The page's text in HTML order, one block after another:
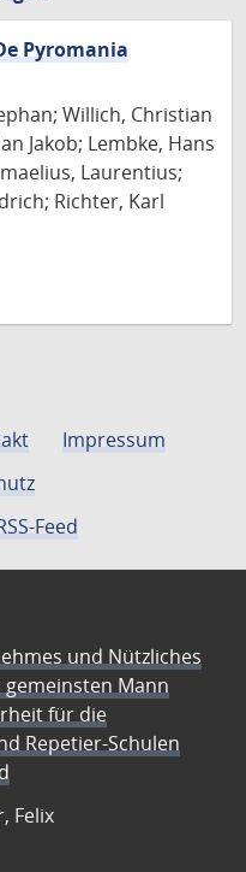
Pyromania
Willich, Christian
Jakob; Lembke, Hans
Laurentius;
Richter, Karl
Impressum
Feed
und Nützliches
Mann
für die
Repetier-Schulen
Felix